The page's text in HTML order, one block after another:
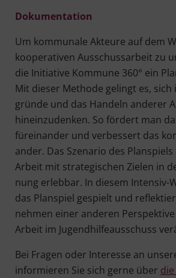
Doku­men­ta­ti­on
Um kom­mu­na­le Akteu­re auf dem
koope­ra­ti­ven Aus­schuss­ar­beit zu
die Initia­ti­ve Kom­mu­ne 360° ein
Mit die­ser Metho­de gelingt es,
grün­de und das Han­deln ande­rer
hin­ein­zu­den­ken. So för­dert man
für­ein­an­der und ver­bes­sert das
an­der. Das Sze­na­rio des
Arbeit mit stra­te­gi­schen Zie­len in
nung erleb­bar. In die­sem Inten­siv-
das Plan­spiel gespielt und
neh­men einer ande­ren
Arbeit im Jugend­hil­fe­aus­schuss
Bei Fra­gen oder Inter­es­se an
infor­mie­ren Sie sich ger­ne über